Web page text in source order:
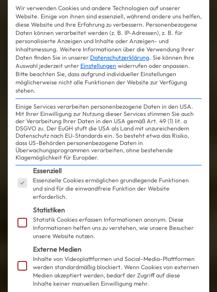
Wir verwenden Cookies und andere Technologien auf unserer
Website. Einige von ihnen sind essenziell, während andere uns helfen,
diese Website und Ihre Erfahrung zu verbessern. Personenbezogene
Daten können verarbeitet werden (z. B. IP-Adressen), z. B. für
personalisierte Anzeigen und Inhalte oder Anzeigen- und
Inhaltsmessung. Weitere Informationen über die Verwendung Ihrer
Daten finden Sie in unserer Datenschutzerklärung. Sie können Ihre
Auswahl jederzeit unter Einstellungen widerrufen oder anpassen.
Bitte beachten Sie, dass aufgrund individueller Einstellungen
möglicherweise nicht alle Funktionen der Website zur Verfügung
stehen.
Einige Services verarbeiten personenbezogene Daten in den USA.
Mit Ihrer Einwilligung zur Nutzung dieser Services stimmen Sie auch
der Verarbeitung Ihrer Daten in den USA gemäß Art. 49 (1) lit. a
DSGVO zu. Der EuGH stuft die USA als Land mit unzureichendem
Datenschutz nach EU-Standards ein. So besteht etwa das Risiko,
dass US-Behörden personenbezogene Daten in
Überwachungsprogrammen verarbeiten, ohne bestehende
Klagemöglichkeit für Europäer.
Es folgt eine Liste der Service-Gruppen, für die
Essenziell
Essenzielle Cookies ermöglichen grundlegende Funktionen
und sind für die einwandfreie Funktion der Website
erforderlich.
Statistiken
Statistik Cookies erfassen Informationen anonym. Diese
Informationen helfen uns zu verstehen, wie unsere Besucher
unsere Website nutzen.
Externe Medien
Inhalte von Videoplattformen und Social-Media-Plattformen
werden standardmäßig blockiert. Wenn Cookies von externen
Medien akzeptiert werden, bedarf der Zugriff auf diese
Inhalte keiner manuellen Einwilligung mehr.